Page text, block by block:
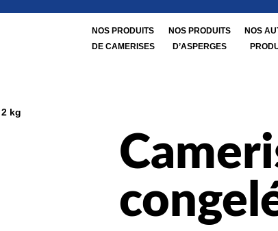
NOS PRODUITS
DE CAMERISES
NOS PRODUITS
D’ASPERGES
NOS
kg